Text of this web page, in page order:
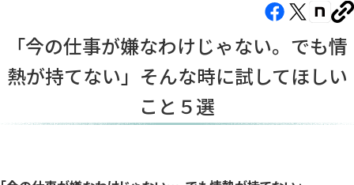
Facebook（新
い
タ
X（新
タ
note（新
い
タ
コ
ピ
ー
「今の仕事が嫌なわけじゃない。でも情
熱が持てない」そんな時に試してほしい
こと５選